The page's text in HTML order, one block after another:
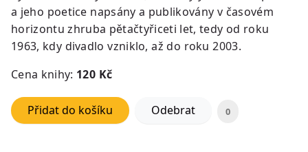
a jeho poetice napsány a publikovány v časovém
horizontu zhruba pětačtyřiceti let, tedy od roku
1963, kdy divadlo vzniklo, až do roku 2003.
Cena knihy: 120 Kč
Přidat do košíku Odebrat 0